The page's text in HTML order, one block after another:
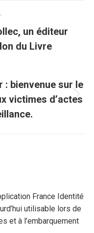
un éditeur
du Livre
: bienvenue sur le
victimes d’actes
France Identité
utilisable lors de
et à l’embarquement